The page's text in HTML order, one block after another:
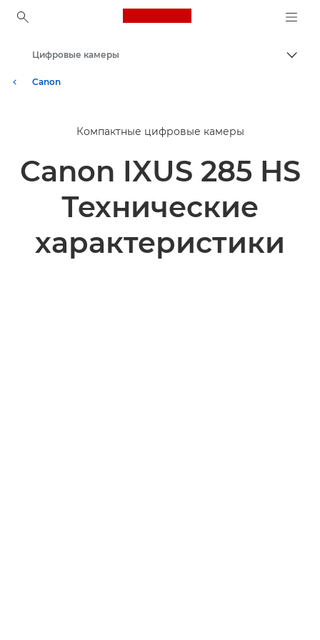
Canon Logo, back to
Canon
Цифровые камеры
Компактные цифровые камеры
Canon IXUS 285 HS
Технические
характеристики